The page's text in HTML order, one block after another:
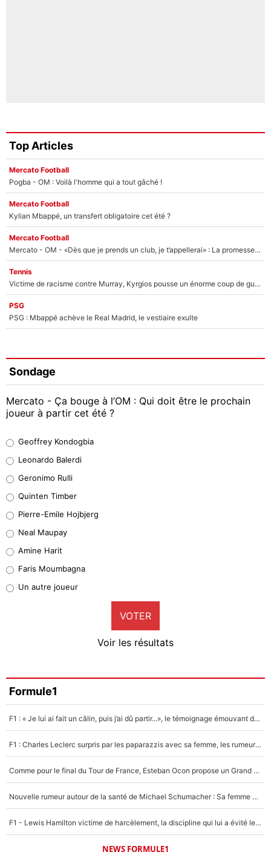
Top Articles
Mercato Football
Pogba - OM : Voilà l'homme qui a tout gâché !
Mercato Football
Kylian Mbappé, un transfert obligatoire cet été ?
Mercato Football
Mercato - OM - «Dès que je prends un club, je t’appellerai» : La promesse de Marcelino au moment de claquer la porte
Tennis
Victime de racisme contre Murray, Kyrgios pousse un énorme coup de gueule !
PSG
PSG : Mbappé achève le Real Madrid, le vestiaire exulte
Sondage
Mercato - Ça bouge à l’OM : Qui doit être le prochain
joueur à partir cet été ?
38%
32%
5%
1%
9%
Faris Moumbagna
5%
Un autre joueur
5%
Geoffrey Kondogbia
Leonardo Balerdi
Geronimo Rulli
Quinten Timber
Pierre-Emile Hojbjerg
Neal Maupay
Amine Harit
Faris Moumbagna
Un autre joueur
VOTER
Voir les résultats
Formule1
F1 : « Je lui ai fait un câlin, puis j’ai dû partir...», le témoignage émouvant de Max Verstappen sur sa fille
F1 : Charles Leclerc surpris par les paparazzis avec sa femme, les rumeurs étaient vraies !
Comme pour le final du Tour de France, Esteban Ocon propose un Grand Prix de Formule 1 à Paris : «Autour de l’Arc de Triomphe, ce serait génial» !
Nouvelle rumeur autour de la santé de Michael Schumacher : Sa femme Corinna sort du silence
F1 - Lewis Hamilton victime de harcèlement, la discipline qui lui a évité le pire : «J'aurais probablement mal tourné»
NEWS FORMULE1